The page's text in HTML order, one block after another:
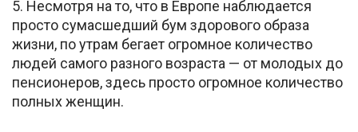
5. Несмотря на то, что в Европе наблюдается
просто сумасшедший бум здорового образа
жизни, по утрам бегает огромное количество
людей самого разного возраста — от молодых до
пенсионеров, здесь просто огромное количество
полных женщин.